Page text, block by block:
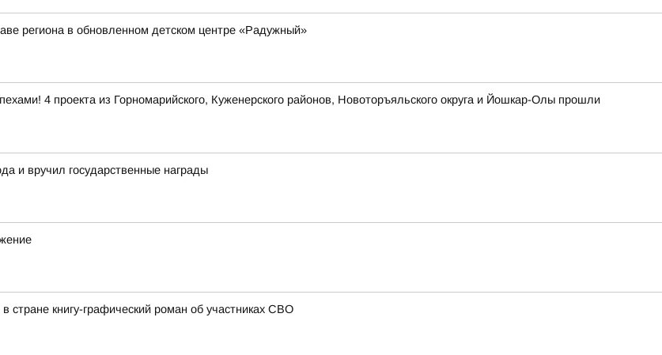
региона в обновленном детском центре «Радужный»
4 проекта из Горномарийского, Куженерского районов, Новоторъяльского округа и Йошкар-Олы прошли
и вручил государственные награды
книгу-графический роман об участниках СВО